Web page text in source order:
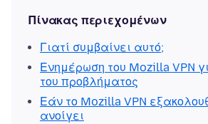
Πίνακας περιεχομένων
Γιατί συμβαίνει αυτό;
Ενημέρωση του Mozilla VPN
του προβλήματος
Εάν το Mozilla VPN
ανοίγει